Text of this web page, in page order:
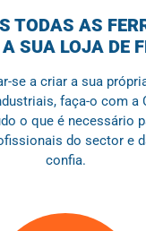
TODAS AS
SUA LOJA DE
se a criar a sua
faça-o com a
o que é necessário
do sector e
confia.